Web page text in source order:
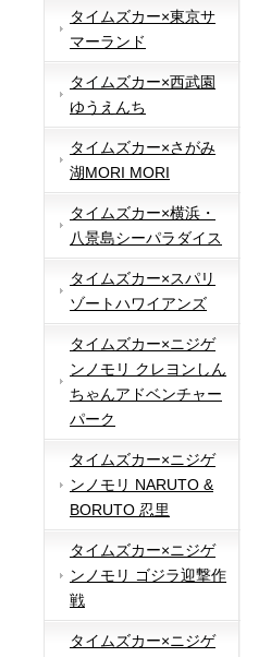
タイムズカー×東京サ
マーランド
タイムズカー×西武園
ゆうえんち
タイムズカー×さがみ
湖MORI MORI
タイムズカー×横浜・
八景島シーパラダイス
タイムズカー×スパリ
ゾートハワイアンズ
タイムズカー×ニジゲ
ンノモリ クレヨンしん
ちゃんアドベンチャー
パーク
タイムズカー×ニジゲ
ンノモリ NARUTO &
BORUTO 忍里
タイムズカー×ニジゲ
ンノモリ ゴジラ迎撃作
戦
タイムズカー×ニジゲ